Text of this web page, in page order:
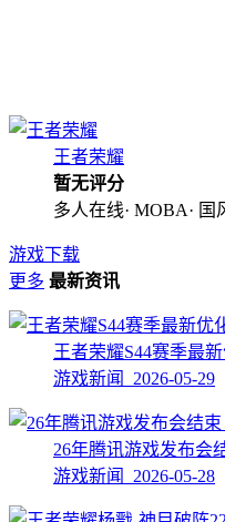
王者荣耀
暂无评分
多人在线· MOBA· 国
游戏下载
更多 最新资讯
王者荣耀S44赛季最
游戏新闻 2026-05-29
26年腾讯游戏发布会
游戏新闻 2026-05-28